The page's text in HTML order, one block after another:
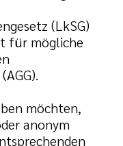
(LkSG)
für mögliche
möchten,
anonym